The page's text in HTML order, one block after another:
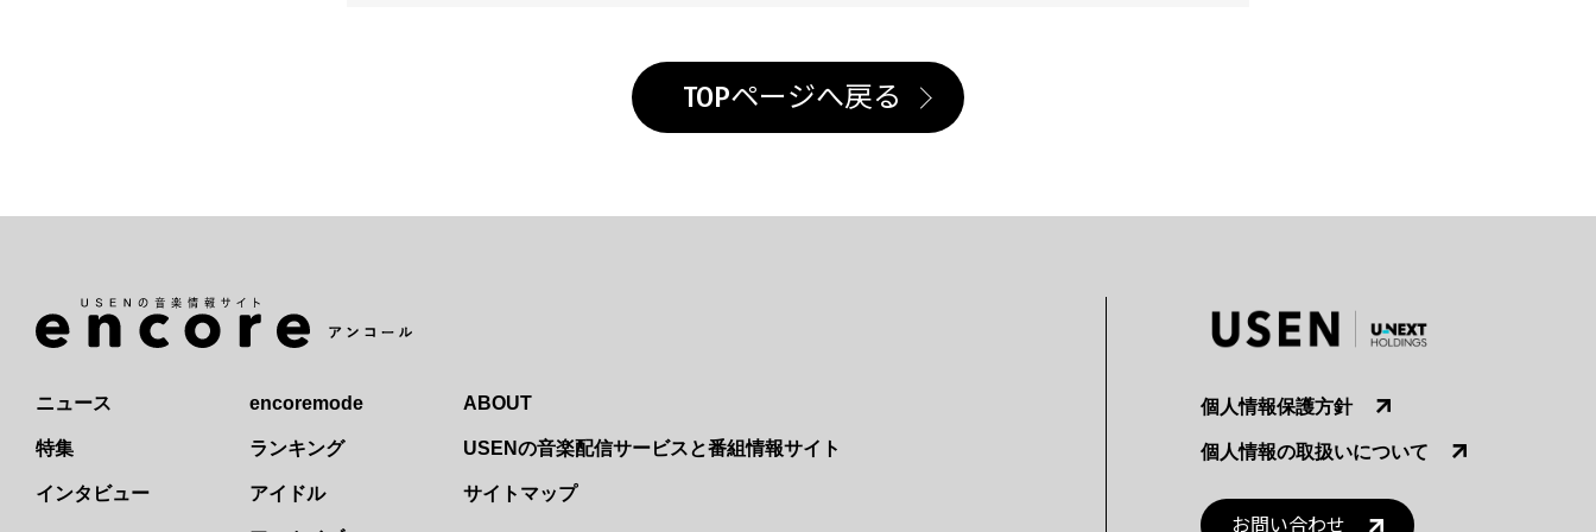
TOPページへ戻る
ニュース
特集
インタビュー
encoremode
ランキング
アイドル
ABOUT
USENの音楽配信サービスと番組情報サイト
サイトマップ
個人情報保護方針
個人情報の取扱いについて
お問い合わせ